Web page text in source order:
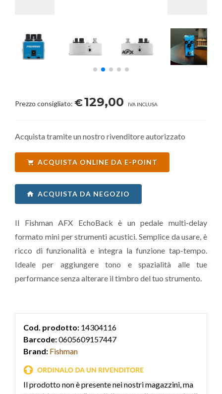
Prezzo consigliato: €129,00 IVA INCLUSA
Acquista tramite un nostro rivenditore autorizzato
ACQUISTA ONLINE DA E-POINT
ACQUISTA DA NEGOZIO
Il Fishman AFX EchoBack è un pedale multi-delay
formato mini per strumenti acustici. Semplice da usare, è
ricco di funzionalità e integra la funzione tap-tempo.
Ideale per aggiungere tono e spazialità alle tue
performance senza alterare il timbro del tuo strumento.
Cod. prodotto: 14304116
Barcode:0605609157447
Brand: Fishman
Il prodotto non è presente nei nostri magazzini, ma